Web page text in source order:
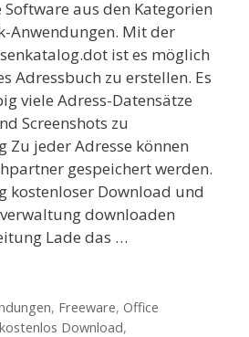
aus den Kategorien
Anwendungen. Mit der
ist es möglich
Adressbuch zu erstellen. Es
viele Adress-Datensätze
Screenshots zu
Zu jeder Adresse können
gespeichert werden.
kostenloser Download und
downloaden
Lade das …
, Freeware, Office
Download,